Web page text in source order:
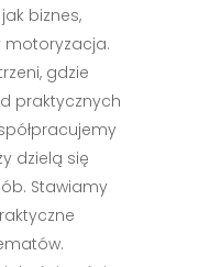
biznes,
motoryzacja.
gdzie
praktycznych
dzielą się
Stawiamy